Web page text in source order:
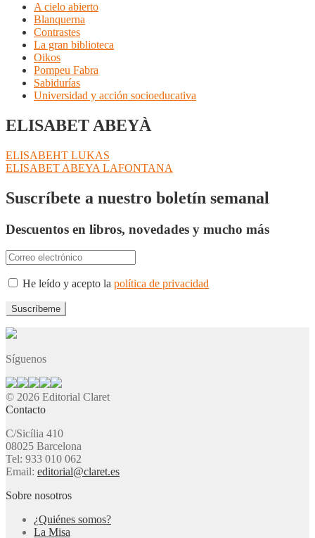
A cielo abierto
Blanquerna
Contrastes
La gran biblioteca
Oikos
Pompeu Fabra
Sabidurías
Universidad y acción socioeducativa
ELISABET ABEYÀ
Navegación
de
entradas
Anterior:
ELISABEHT LUKAS
Siguiente:
ELISABET ABEYA LAFONTANA
Suscríbete a nuestro boletín semanal
Descuentos en libros, novedades y mucho más
He leído y acepto la política de privacidad
Síguenos
© 2026 Editorial Claret
Contacto
C/Sicília 410
08025 Barcelona
Tel: 933 010 062
Email: editorial@claret.es
Sobre nosotros
¿Quiénes somos?
La Misa